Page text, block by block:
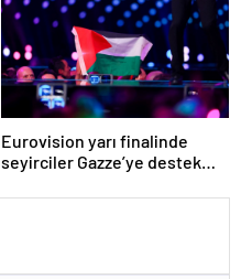
Eurovision yarı finalinde
seyirciler Gazze’ye destek